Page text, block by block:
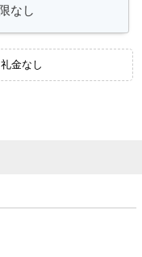
礼金なし